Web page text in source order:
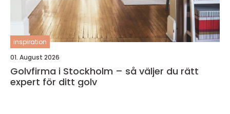
inspiration
01. August 2026
Golvfirma i Stockholm – så väljer du rätt
expert för ditt golv